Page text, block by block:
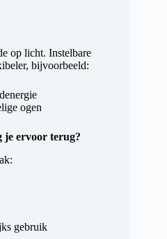
op licht. Instelbare
bijvoorbeeld:
ogen
je ervoor terug?
gebruik